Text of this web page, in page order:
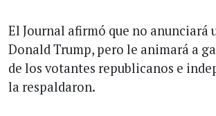
El Journal afirmó que no anunciará
Donald Trump, pero le animará a
de los votantes republicanos e
la respaldaron.